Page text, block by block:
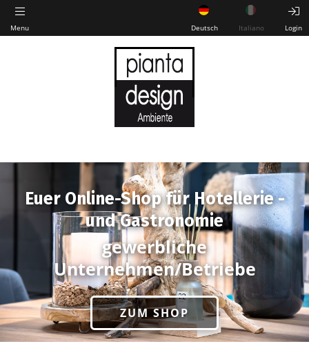
Menu Deutsch Italiano Login
Euer Online-Shop für Hotellerie -
und Gastronomie
gewerbliche
Unternehmen/Betriebe
ZUM SHOP